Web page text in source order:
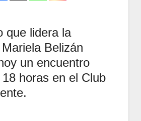
que lidera la
Belizán
un encuentro
horas en el Club